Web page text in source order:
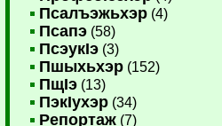
Псалъэжьхэр (4)
Псапэ (58)
ПсэукIэ (3)
Пшыхьхэр (152)
ПщIэ (13)
ПэкIухэр (34)
Репортаж (7)